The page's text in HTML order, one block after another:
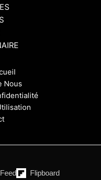
Nous
Flipboard